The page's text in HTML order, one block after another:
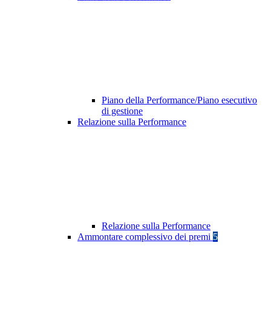
Piano della Performance/Piano esecutivo
di gestione
Relazione sulla Performance
Relazione sulla Performance
Ammontare complessivo dei premi 5